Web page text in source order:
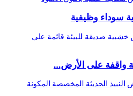
سوداء وظيفية
واقفة على الأرض...